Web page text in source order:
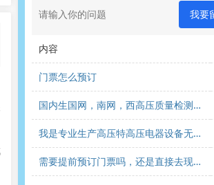
我要
内容
门票怎么预订
国内生国网，南网，西高压质量检测机
构参展吗？产高压无局放变压器的厂家
参展吗？内生产绝缘子的厂家参展吗？
我是专业生产高压特高压电器设备无线
电干扰检测系统的生产制造公司，我们
公司在这个展会有推广价值吗？
需要提前预订门票吗，还是直接去现
场。